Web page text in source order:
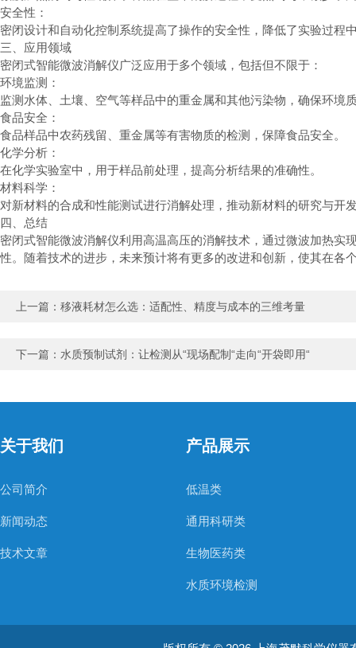
安全性：
密闭设计和自动化控制系统提高了操作的安全性，降低了实验过程
三、应用领域
密闭式智能微波消解仪广泛应用于多个领域，包括但不限于：
环境监测：
监测水体、土壤、空气等样品中的重金属和其他污染物，确保环境
食品安全：
食品样品中农药残留、重金属等有害物质的检测，保障食品安全。
化学分析：
在化学实验室中，用于样品前处理，提高分析结果的准确性。
材料科学：
对新材料的合成和性能测试进行消解处理，推动新材料的研究与开
四、总结
密闭式智能微波消解仪利用高温高压的消解技术，通过微波加热
性。随着技术的进步，未来预计将有更多的改进和创新，使其在各
上一篇： 移液耗材怎么选：适配性、精度与成本的三维考量
下一篇： 水质预制试剂：让检测从“现场配制“走向“开袋即用“
关于我们
公司简介
新闻动态
技术文章
产品展示
低温类
通用科研类
生物医药类
水质环境检测